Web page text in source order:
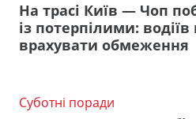
На трасі Київ — Чоп
із потерпілими: водіїв
врахувати обмеження
Суботні поради